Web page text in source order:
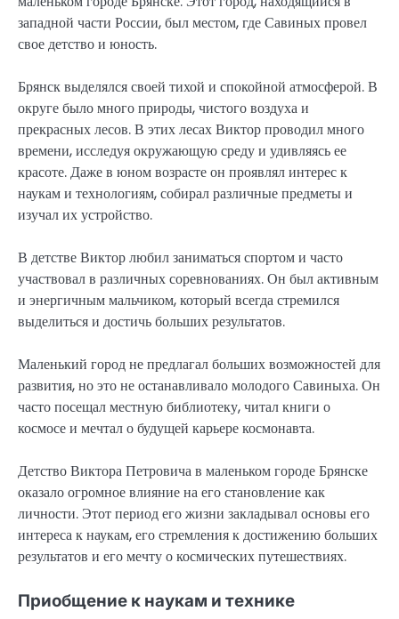
западной части России, был местом, где Савиных провел
свое детство и юность.
Брянск выделялся своей тихой и спокойной атмосферой. В
округе было много природы, чистого воздуха и
прекрасных лесов. В этих лесах Виктор проводил много
времени, исследуя окружающую среду и удивляясь ее
красоте. Даже в юном возрасте он проявлял интерес к
наукам и технологиям, собирал различные предметы и
изучал их устройство.
В детстве Виктор любил заниматься спортом и часто
участвовал в различных соревнованиях. Он был активным
и энергичным мальчиком, который всегда стремился
выделиться и достичь больших результатов.
Маленький город не предлагал больших возможностей для
развития, но это не останавливало молодого Савиныха. Он
часто посещал местную библиотеку, читал книги о
космосе и мечтал о будущей карьере космонавта.
Детство Виктора Петровича в маленьком городе Брянске
оказало огромное влияние на его становление как
личности. Этот период его жизни закладывал основы его
интереса к наукам, его стремления к достижению больших
результатов и его мечту о космических путешествиях.
Приобщение к наукам и технике